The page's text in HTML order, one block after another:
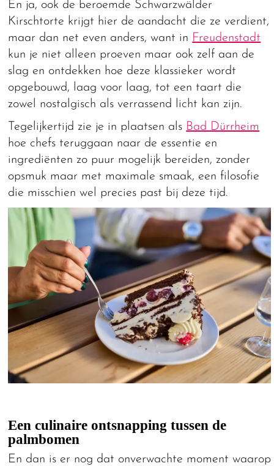
En ja, ook de beroemde Schwarzwälder
Kirschtorte krijgt hier de aandacht die ze verdient,
maar dan net even anders, want in Freudenstadt
kun je niet alleen proeven maar ook zelf aan de
slag en ontdekken hoe deze klassieker wordt
opgebouwd, laag voor laag, tot een taart die
zowel nostalgisch als verrassend licht kan zijn.
Tegelijkertijd zie je in plaatsen als Bad Dürrheim
hoe chefs teruggaan naar de essentie en
ingrediënten zo puur mogelijk bereiden, zonder
opsmuk maar met maximale smaak, een filosofie
die misschien wel precies past bij deze tijd.
Een culinaire ontsnapping tussen de
palmbomen
En dan is er nog dat onverwachte moment waarop